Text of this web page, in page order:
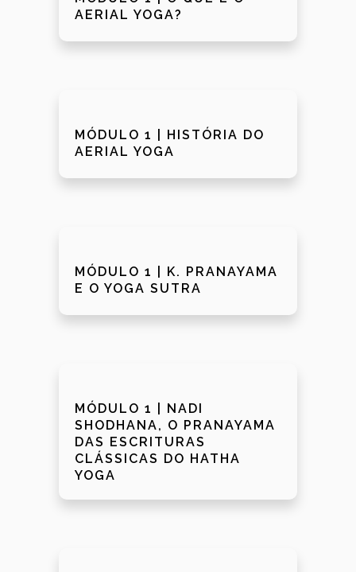
AERIAL YOGA?
MÓDULO 1 | HISTÓRIA DO
AERIAL YOGA
MÓDULO 1 | K. PRANAYAMA
E O YOGA SUTRA
MÓDULO 1 | NADI
SHODHANA, O PRANAYAMA
DAS ESCRITURAS
CLÁSSICAS DO HATHA
YOGA